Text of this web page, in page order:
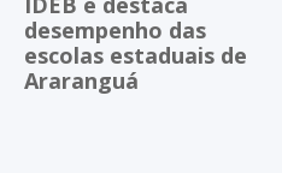
desempenho das
escolas estaduais de
Araranguá